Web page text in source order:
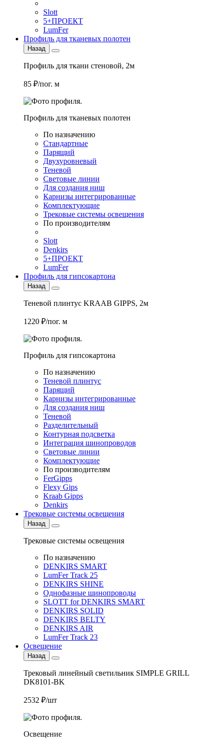
Slott
5+ПРОЕКТ
LumFer
Профиль для тканевых полотен
Назад
Профиль для ткани стеновой, 2м
85 ₽/пог. м
Профиль для тканевых полотен
По назначению
Стандартные
Парящий
Двухуровневый
Теневой
Световые линии
Для создания ниш
Карнизы интегрированные
Комплектующие
Трековые системы освещения
По производителям
Slott
Denkirs
5+ПРОЕКТ
LumFer
Профиль для гипсокартона
Назад
Теневой плинтус KRAAB GIPPS, 2м
1220 ₽/пог. м
Профиль для гипсокартона
По назначению
Теневой плинтус
Парящий
Карнизы интегрированные
Для создания ниш
Теневой
Разделительный
Контурная подсветка
Интеграция шинопроводов
Световые линии
Комплектующие
По производителям
FerGipps
Flexy Gips
Kraab Gipps
Denkirs
Трековые системы освещения
Назад
Трековые системы освещения
По назначению
DENKIRS SMART
LumFer Track 25
DENKIRS SHINE
Однофазные шинопроводы
SLOTT for DENKIRS SMART
DENKIRS SOLID
DENKIRS BELTY
DENKIRS AIR
LumFer Track 23
Освещение
Назад
Трековый линейный светильник SIMPLE GRILL
DK8101-BK
2532 ₽/шт
Освещение